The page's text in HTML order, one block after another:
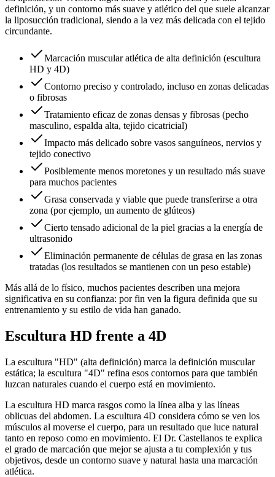
definición, y un contorno más suave y atlético del que suele alcanzar
la liposucción tradicional, siendo a la vez más delicada con el tejido
circundante.
Marcación muscular atlética de alta definición (escultura
HD y 4D)
Contorno preciso y controlado, incluso en zonas delicadas
o fibrosas
Tratamiento eficaz de zonas densas y fibrosas (pecho
masculino, espalda alta, tejido cicatricial)
Impacto más delicado sobre vasos sanguíneos, nervios y
tejido conectivo
Posiblemente menos moretones y un resultado más suave
para muchos pacientes
Grasa conservada y viable que puede transferirse a otra
zona (por ejemplo, un aumento de glúteos)
Cierto tensado adicional de la piel gracias a la energía de
ultrasonido
Eliminación permanente de células de grasa en las zonas
tratadas (los resultados se mantienen con un peso estable)
Más allá de lo físico, muchos pacientes describen una mejora
significativa en su confianza: por fin ven la figura definida que su
entrenamiento y su estilo de vida han ganado.
Escultura HD frente a 4D
La escultura "HD" (alta definición) marca la definición muscular
estática; la escultura "4D" refina esos contornos para que también
luzcan naturales cuando el cuerpo está en movimiento.
La escultura HD marca rasgos como la línea alba y las líneas
oblicuas del abdomen. La escultura 4D considera cómo se ven los
músculos al moverse el cuerpo, para un resultado que luce natural
tanto en reposo como en movimiento. El Dr. Castellanos te explica
el grado de marcación que mejor se ajusta a tu complexión y tus
objetivos, desde un contorno suave y natural hasta una marcación
atlética.